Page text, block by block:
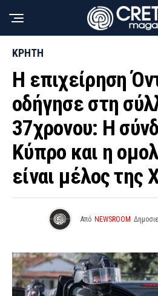
ΚΡΗΤΗ
Η επιχείρηση
οδήγησε στη
37χρονου: Η
Κύπρο και η
είναι μέλος της
Από NEWSROOM